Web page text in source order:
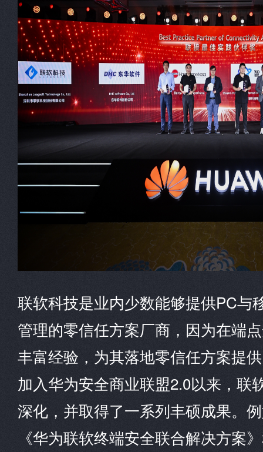
联软科技是业内少数能够提供PC与
管理的零信任方案厂商，因为在端
丰富经验，为其落地零信任方案提
加入华为安全商业联盟2.0以来，联
深化，并取得了一系列丰硕成果。
《华为联软终端安全联合解决方案